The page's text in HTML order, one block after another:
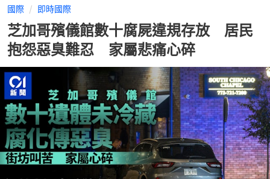
國際 即時國際
芝加哥殯儀館數十腐屍違規存放 居民
抱怨惡臭難忍 家屬悲痛心碎